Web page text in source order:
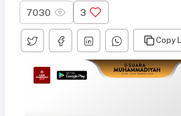
7030 3
Copy